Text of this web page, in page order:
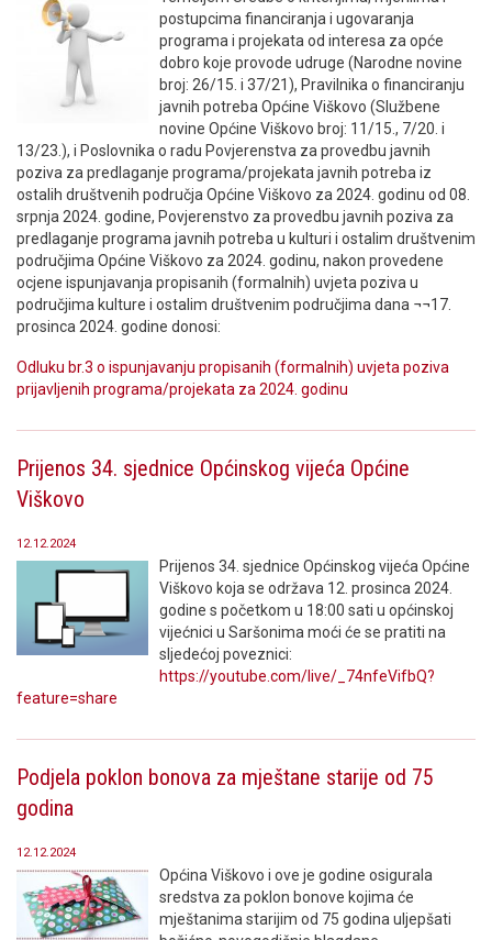
postupcima financiranja i ugovaranja
programa i projekata od interesa za opće
dobro koje provode udruge (Narodne novine
broj: 26/15. i 37/21), Pravilnika o financiranju
javnih potreba Općine Viškovo (Službene
novine Općine Viškovo broj: 11/15., 7/20. i
13/23.), i Poslovnika o radu Povjerenstva za provedbu javnih
poziva za predlaganje programa/projekata javnih potreba iz
ostalih društvenih područja Općine Viškovo za 2024. godinu od 08.
srpnja 2024. godine, Povjerenstvo za provedbu javnih poziva za
predlaganje programa javnih potreba u kulturi i ostalim društvenim
područjima Općine Viškovo za 2024. godinu, nakon provedene
ocjene ispunjavanja propisanih (formalnih) uvjeta poziva u
područjima kulture i ostalim društvenim područjima dana ¬¬17.
prosinca 2024. godine donosi:
Odluku br.3 o ispunjavanju propisanih (formalnih) uvjeta poziva
prijavljenih programa/projekata za 2024. godinu
Prijenos 34. sjednice Općinskog vijeća Općine
Viškovo
12.12.2024
Prijenos 34. sjednice Općinskog vijeća Općine
Viškovo koja se održava 12. prosinca 2024.
godine s početkom u 18:00 sati u općinskoj
vijećnici u Saršonima moći će se pratiti na
sljedećoj poveznici:
https://youtube.com/live/_74nfeVifbQ?
feature=share
Podjela poklon bonova za mještane starije od 75
godina
12.12.2024
Općina Viškovo i ove je godine osigurala
sredstva za poklon bonove kojima će
mještanima starijim od 75 godina uljepšati